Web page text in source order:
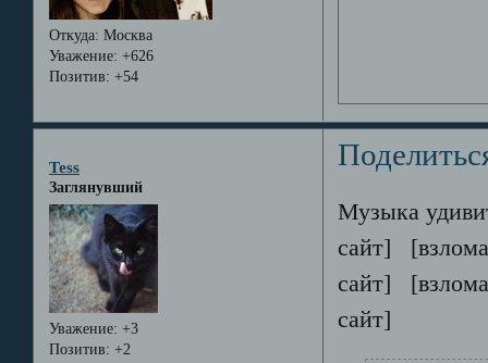
Откуда: Москва
Уважение: +626
Позитив: +54
Tess
Заглянувший
Уважение: +3
Позитив: +2
Музыка
сайт]
сайт]
сайт]